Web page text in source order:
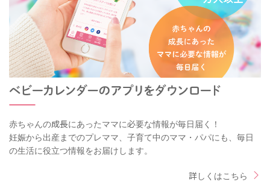
赤ちゃんの成長にあったママに必要な情報が毎日届く！
妊娠から出産までのプレママ、子育て中のママ・パパにも、毎日
の生活に役立つ情報をお届けします。
詳しくはこちら